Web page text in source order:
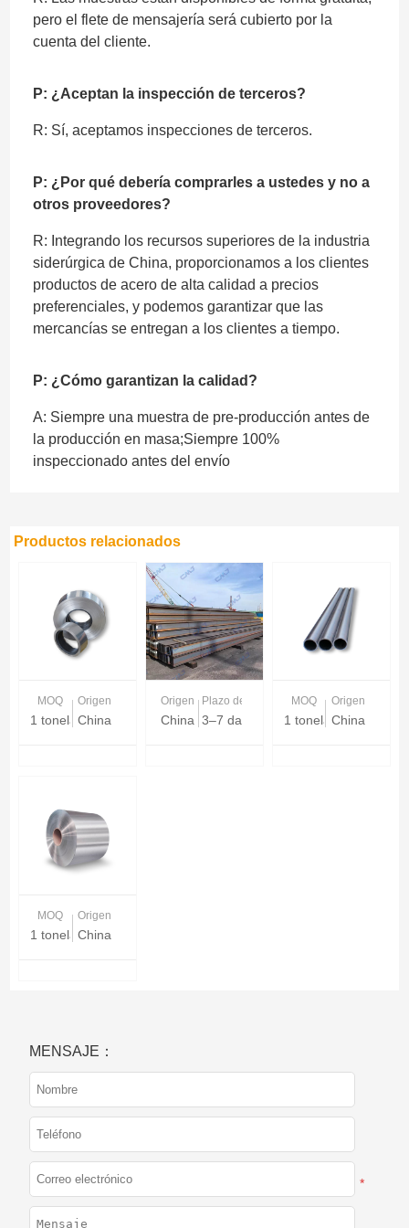
pero el flete de mensajería será cubierto por la
cuenta del cliente.
P: ¿Aceptan la inspección de terceros?
R: Sí, aceptamos inspecciones de terceros.
P: ¿Por qué debería comprarles a ustedes y no a
otros proveedores?
R: Integrando los recursos superiores de la industria
siderúrgica de China, proporcionamos a los clientes
productos de acero de alta calidad a precios
preferenciales, y podemos garantizar que las
mercancías se entregan a los clientes a tiempo.
P: ¿Cómo garantizan la calidad?
A: Siempre una muestra de pre-producción antes de
la producción en masa;Siempre 100%
inspeccionado antes del envío
Productos relacionados
MOQ
1 tonelada
Origen
China
Origen
China
Plazo de entrega
3–7 days (stock) / 10–20 days
MOQ
1 tonelada
Origen
China
MOQ
1 tonelada
Origen
China
MENSAJE：
*